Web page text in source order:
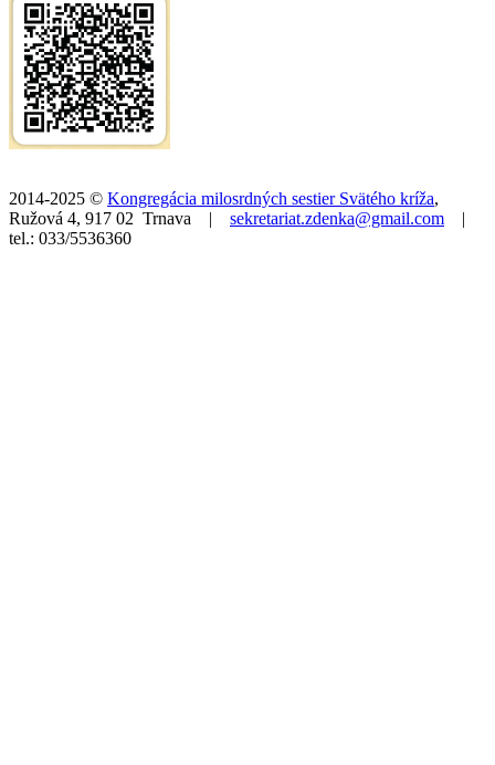
2014-2025 © Kongregácia milosrdných sestier Svätého kríža,
Ružová 4, 917 02 Trnava | sekretariat.zdenka@gmail.com |
tel.: 033/5536360